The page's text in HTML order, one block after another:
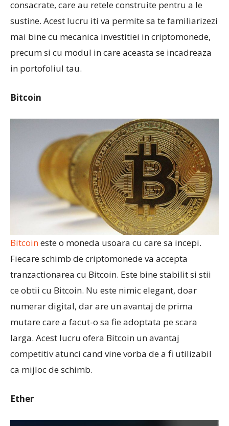
consacrate, care au retele construite pentru a le
sustine. Acest lucru iti va permite sa te familiarizezi
mai bine cu mecanica investitiei in criptomonede,
precum si cu modul in care aceasta se incadreaza
in portofoliul tau.
Bitcoin
Bitcoineste o moneda usoara cu care sa incepi.
Fiecare schimb de criptomonede va accepta
tranzactionarea cu Bitcoin. Este bine stabilit si stii
ce obtii cu Bitcoin. Nu este nimic elegant, doar
numerar digital, dar are un avantaj de prima
mutare care a facut-o sa fie adoptata pe scara
larga. Acest lucru ofera Bitcoin un avantaj
competitiv atunci cand vine vorba de a fi utilizabil
ca mijloc de schimb.
Ether